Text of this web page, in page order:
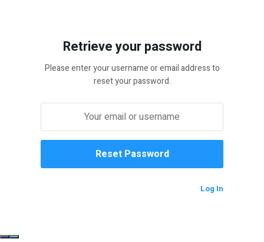
Retrieve your password
Please enter your username or email address to
reset your password.
Log In